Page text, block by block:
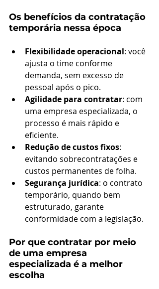
Os benefícios da contratação
temporária nessa época
Flexibilidade operacional: você
ajusta o time conforme
demanda, sem excesso de
pessoal após o pico.
Agilidade para contratar: com
uma empresa especializada, o
processo é mais rápido e
eficiente.
Redução de custos fixos:
evitando sobrecontratações e
custos permanentes de folha.
Segurança jurídica: o contrato
temporário, quando bem
estruturado, garante
conformidade com a legislação.
Por que contratar por meio
de uma empresa
especializada é a melhor
escolha